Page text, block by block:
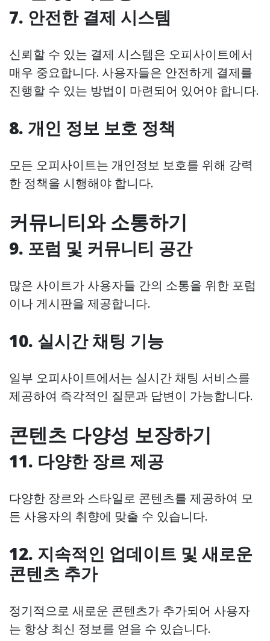
7. 안전한 결제 시스템
신뢰할 수 있는 결제 시스템은 오피사이트에서
매우 중요합니다. 사용자들은 안전하게 결제를
진행할 수 있는 방법이 마련되어 있어야 합니다.
8. 개인 정보 보호 정책
모든 오피사이트는 개인정보 보호를 위해 강력
한 정책을 시행해야 합니다.
커뮤니티와 소통하기
9. 포럼 및 커뮤니티 공간
많은 사이트가 사용자들 간의 소통을 위한 포럼
이나 게시판을 제공합니다.
10. 실시간 채팅 기능
일부 오피사이트에서는 실시간 채팅 서비스를
제공하여 즉각적인 질문과 답변이 가능합니다.
콘텐츠 다양성 보장하기
11. 다양한 장르 제공
다양한 장르와 스타일로 콘텐츠를 제공하여 모
든 사용자의 취향에 맞출 수 있습니다.
12. 지속적인 업데이트 및 새로운
콘텐츠 추가
정기적으로 새로운 콘텐츠가 추가되어 사용자
는 항상 최신 정보를 얻을 수 있습니다.